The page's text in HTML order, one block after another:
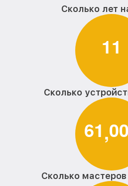
Сколько лет
11
Сколько
61,00
Сколько